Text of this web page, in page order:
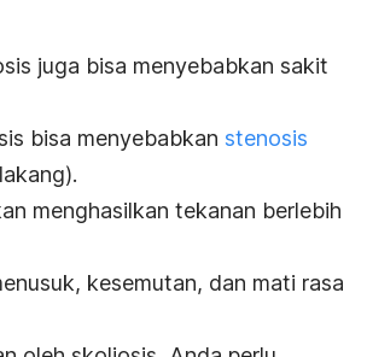
juga bisa menyebabkan sakit
bisa menyebabkan stenosis
menghasilkan tekanan berlebih
kesemutan, dan mati rasa